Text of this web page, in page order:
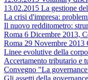
13.02.2015 La gestione
La crisi d'impresa:
Il nuovo redditometro:
Roma 6 Dicembre 2013,
Roma 29 Novembre 2013
Linee evolutive della
Accertamento tributario e
Convegno "La
Gli assetti della